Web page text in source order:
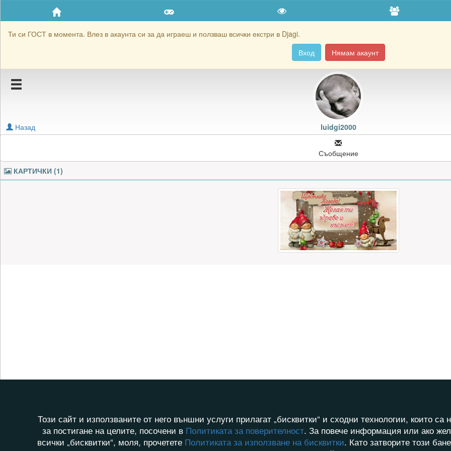
Ти си ГОСТ в момента. Влез в акаунта си за да играеш и ползваш всички екстри в Djagi.
Вход
Нямам акаунт
Приятели
Хронология на игри
Блокирай luidgi2000
luidgi2000
Назад
Съобщение
КАРТИЧКИ (1)
Този сайт и използваните от него външни услуги прилагат „бисквитки“ и сходни технологии, които
за постигане на целите, посочени в Политиката за поверителност. За повече информация или ако
всички „бисквитки“, моля, прочетете Политиката за използване на бисквитки. Като затворите този